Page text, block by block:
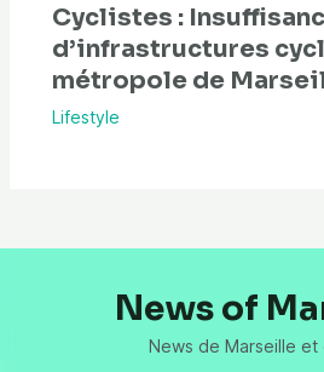
Cyclistes :
d’infrastructures
métropole de
Lifestyle
News of
News de Marseille et